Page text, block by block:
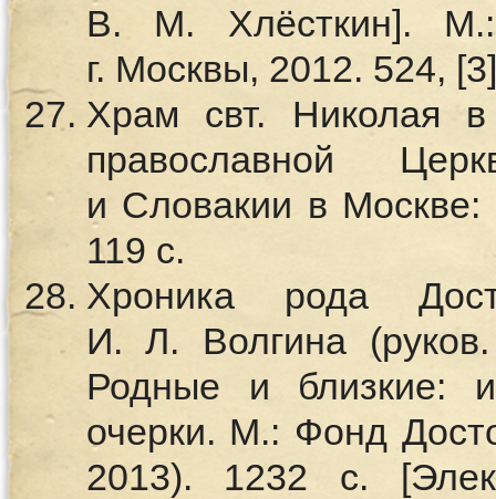
В. М. Хлёсткин].
г. Москвы, 2012. 524,
Храм свт. Николая в
православной
и Словакии в Москве:
119 с.
Хроника рода
И. Л. Волгина
Родные и близкие:
очерки. М.: Фонд
2013). 1232 с.